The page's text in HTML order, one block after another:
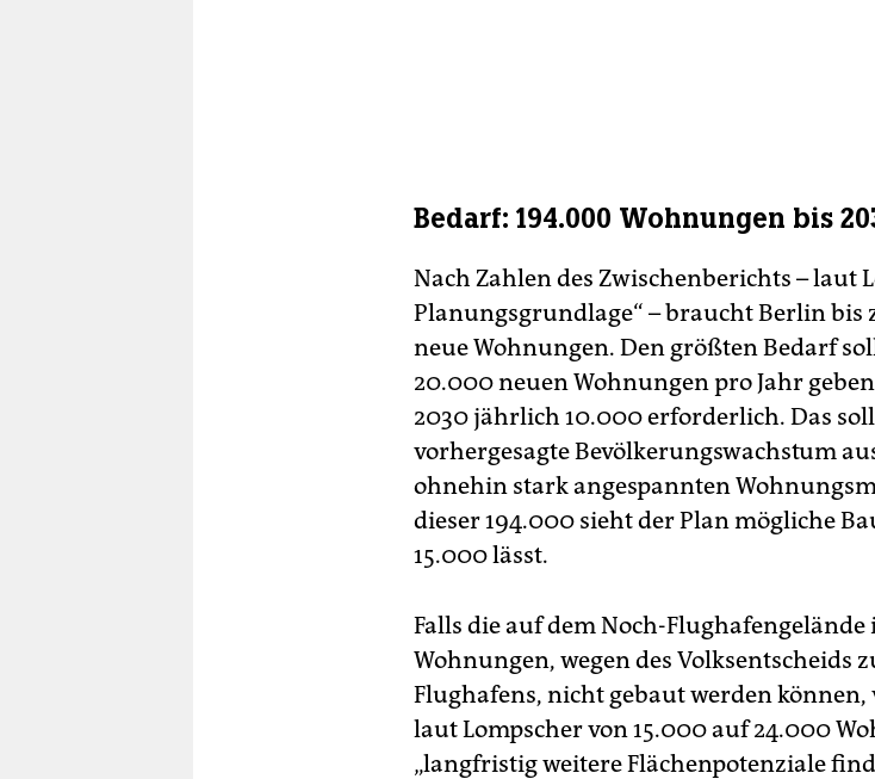
Bedarf: 194.000 Wohnungen bis
Nach Zahlen des Zwischenberichts – laut
Planungsgrundlage“ – braucht Berlin bis
neue Wohnungen. Den größten Bedarf
20.000 neuen Wohnungen pro Jahr
2030 jährlich 10.000 erforderlich. Das
vorhergesagte Bevölkerungswachstum
ohnehin stark angespannten
dieser 194.000 sieht der Plan mögliche
15.000 lässt.
Falls die auf dem Noch-
Wohnungen, wegen des Volksentscheids
Flughafens, nicht gebaut werden können,
laut Lompscher von 15.000 auf 24.000
„langfristig weitere Flächenpotenziale